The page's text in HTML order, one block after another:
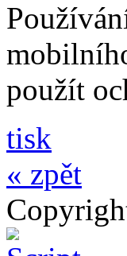
použít
tisk
« zpět